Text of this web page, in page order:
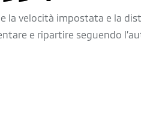
la velocità impostata e la
e ripartire seguendo